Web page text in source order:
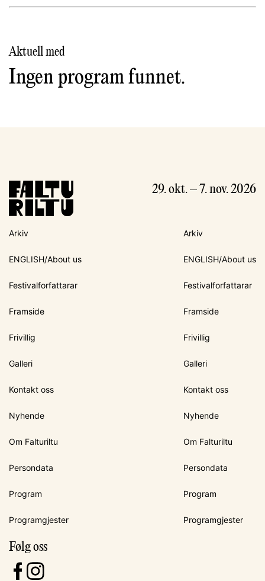
Aktuell med
Ingen program funnet.
29. okt. – 7. nov. 2026
Arkiv
ENGLISH/About us
Festivalforfattarar
Framside
Frivillig
Galleri
Kontakt oss
Nyhende
Om Falturiltu
Persondata
Program
Programgjester
Arkiv
ENGLISH/About us
Festivalforfattarar
Framside
Frivillig
Galleri
Kontakt oss
Nyhende
Om Falturiltu
Persondata
Program
Programgjester
Følg oss